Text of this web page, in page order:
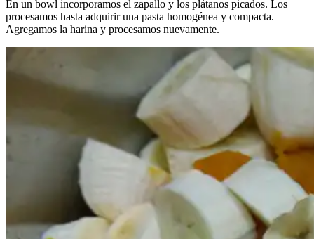
En un bowl incorporamos el zapallo y los plátanos picados. Los
procesamos hasta adquirir una pasta homogénea y compacta.
Agregamos la harina y procesamos nuevamente.